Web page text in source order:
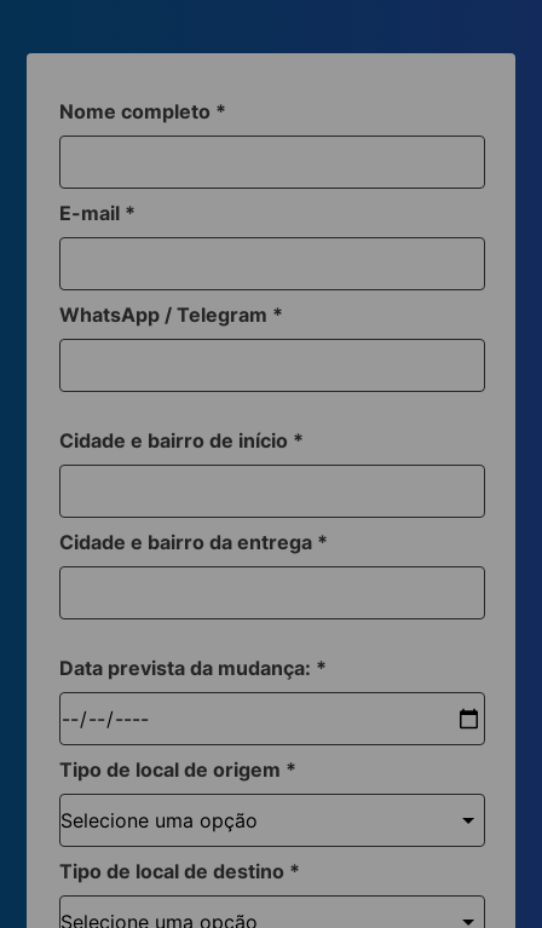
Nome completo *
E-mail *
WhatsApp / Telegram *
Cidade e bairro de início *
Cidade e bairro da entrega *
Data prevista da mudança: *
Tipo de local de origem *
Tipo de local de destino *